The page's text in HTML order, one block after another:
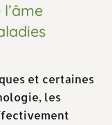
et certaines
les